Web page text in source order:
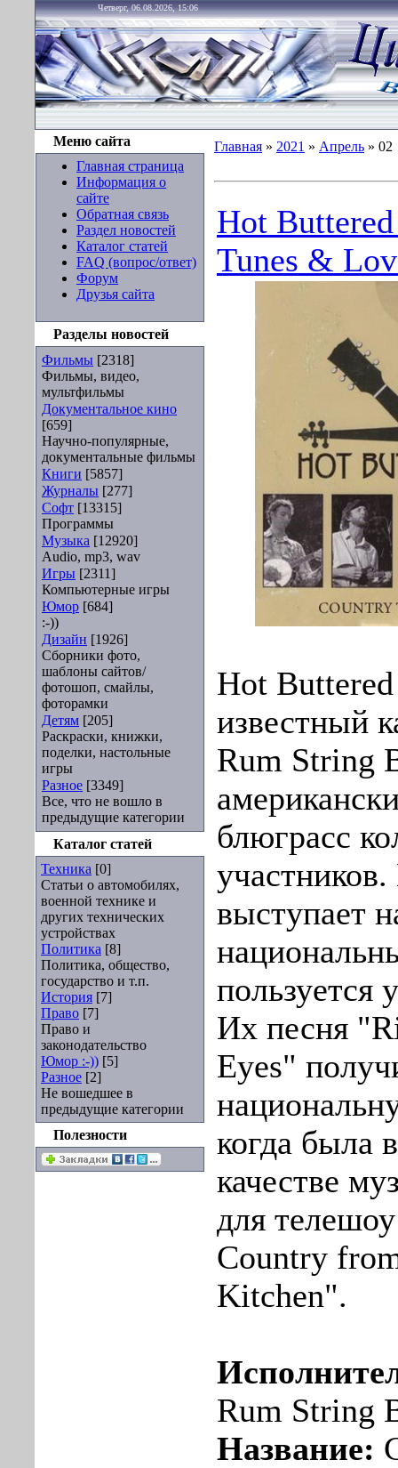
Четверг, 06.08.2026, 15:06
Меню сайта
Главная страница
Информация о
сайте
Обратная связь
Раздел новостей
Каталог статей
FAQ (вопрос/ответ)
Форум
Друзья сайта
Разделы новостей
Фильмы [2318]
Фильмы, видео,
мультфильмы
Документальное кино
[659]
Научно-популярные,
документальные фильмы
Книги [5857]
Журналы [277]
Софт [13315]
Программы
Музыка [12920]
Audio, mp3, wav
Игры [2311]
Компьютерные игры
Юмор [684]
:-))
Дизайн [1926]
Сборники фото,
шаблоны сайтов/
фотошоп, смайлы,
фоторамки
Детям [205]
Раскраски, книжки,
поделки, настольные
игры
Разное [3349]
Все, что не вошло в
предыдущие категории
Каталог статей
Техника [0]
Статьи о автомобилях,
военной технике и
других технических
устройствах
Политика [8]
Политика, общество,
государство и т.п.
История [7]
Право [7]
Право и
законодательство
Юмор :-)) [5]
Разное [2]
Не вошедшее в
предыдущие категории
Полезности
Главная » 2021 » Апрель » 02
Hot
Tunes &
Hot
известный
Rum String
блюграсс
выступает
пользуется
Их песня
Eyes"
когда была
качестве
для
Country
Kitchen".
Rum String
Название: